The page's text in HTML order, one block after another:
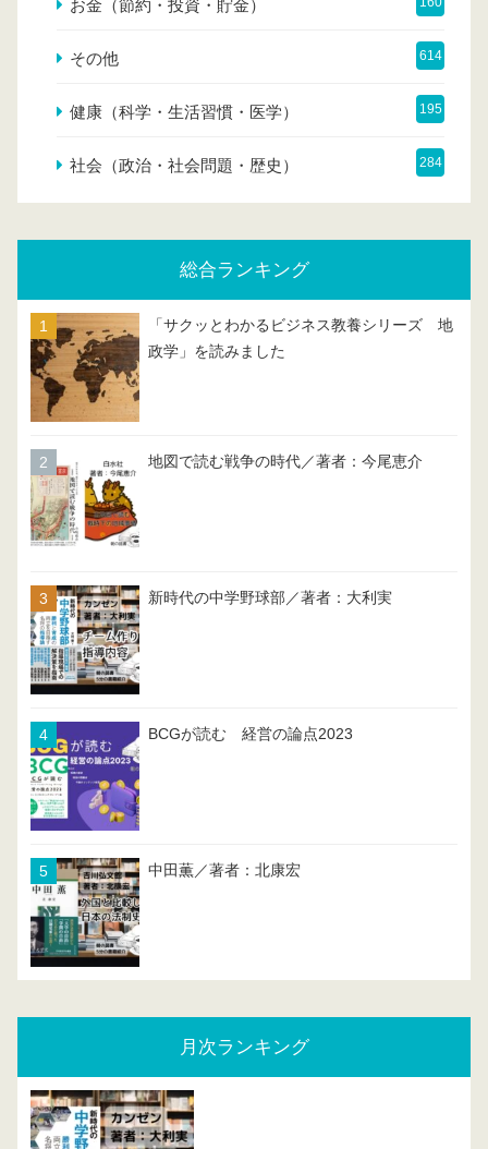
お金（節約・投資・貯金）
その他 614
健康（科学・生活習慣・医学） 195
社会（政治・社会問題・歴史） 284
総合ランキング
「サクッとわかるビジネス教養シリーズ 地
政学」を読みました
地図で読む戦争の時代／著者：今尾恵介
新時代の中学野球部／著者：大利実
BCGが読む 経営の論点2023
中田薫／著者：北康宏
月次ランキング